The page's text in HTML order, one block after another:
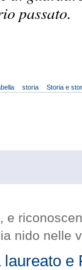
passato.
storia Storia e
e
nido nelle
e